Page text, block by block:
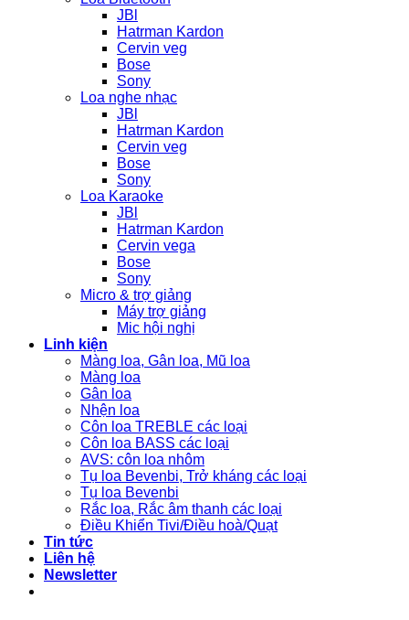
JBl
Hatrman Kardon
Cervin veg
Bose
Sony
Loa nghe nhạc
JBl
Hatrman Kardon
Cervin veg
Bose
Sony
Loa Karaoke
JBl
Hatrman Kardon
Cervin vega
Bose
Sony
Micro & trợ giảng
Máy trợ giảng
Mic hội nghị
Linh kiện
Màng loa, Gân loa, Mũ loa
Màng loa
Gân loa
Nhện loa
Côn loa TREBLE các loại
Côn loa BASS các loại
AVS: côn loa nhôm
Tụ loa Bevenbi, Trở kháng các loại
Tụ loa Bevenbi
Rắc loa, Rắc âm thanh các loại
Điều Khiển Tivi/Điều hoà/Quạt
Tin tức
Liên hệ
Newsletter